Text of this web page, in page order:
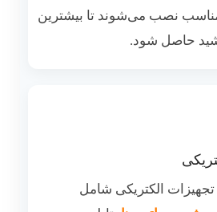
مناسب نصب می‌شوند تا بیشترین
حاصل شود.
الکتریکی شامل